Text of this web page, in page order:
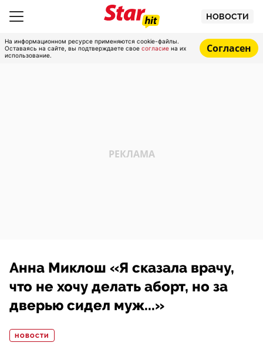
НОВОСТИ
На информационном ресурсе применяются cookie-файлы.
Оставаясь на сайте, вы подтверждаете свое согласие на их
использование.
Согласен
Анна Миклош «Я сказала врачу,
что не хочу делать аборт, но за
дверью сидел муж...»
НОВОСТИ